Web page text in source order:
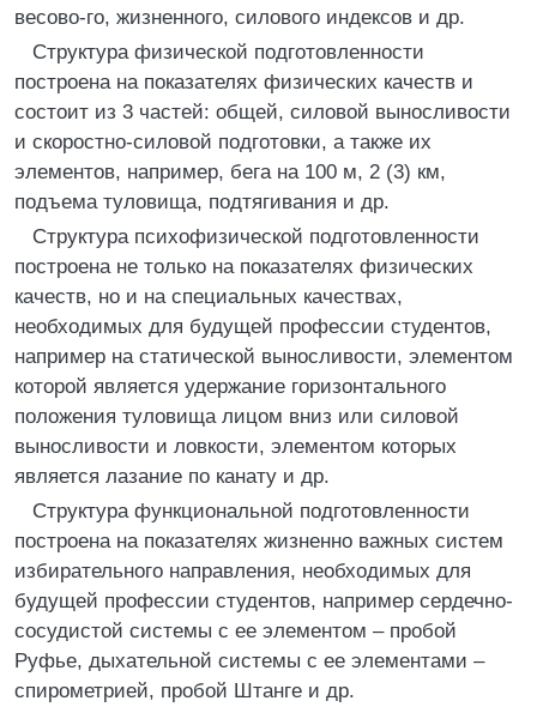
весово-го, жизненного, силового индексов и др.
Структура физической подготовленности
построена на показателях физических качеств и
состоит из 3 частей: общей, силовой выносливости
и скоростно-силовой подготовки, а также их
элементов, например, бега на 100 м, 2 (3) км,
подъема туловища, подтягивания и др.
Структура психофизической подготовленности
построена не только на показателях физических
качеств, но и на специальных качествах,
необходимых для будущей профессии студентов,
например на статической выносливости, элементом
которой является удержание горизонтального
положения туловища лицом вниз или силовой
выносливости и ловкости, элементом которых
является лазание по канату и др.
Структура функциональной подготовленности
построена на показателях жизненно важных систем
избирательного направления, необходимых для
будущей профессии студентов, например сердечно-
сосудистой системы с ее элементом – пробой
Руфье, дыхательной системы с ее элементами –
спирометрией, пробой Штанге и др.